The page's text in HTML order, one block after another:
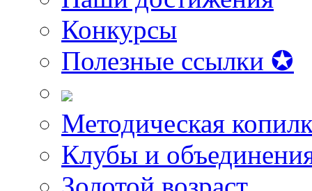
Конкурсы
Полезные ссылки ✪
Методическая
Клубы и